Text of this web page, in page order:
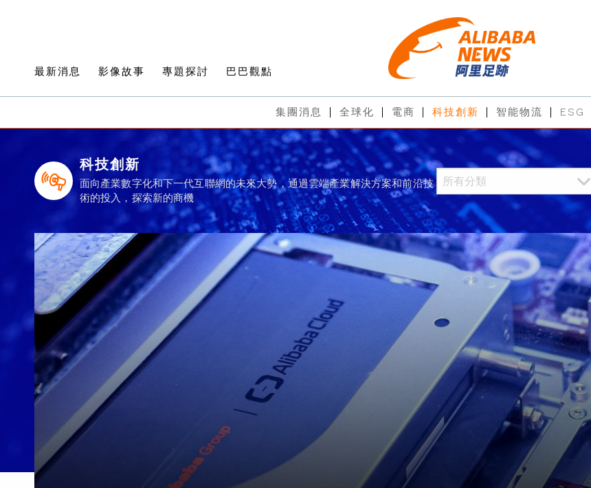
最新消息 影像故事 專題探討 巴巴觀點
集團消息 全球化 電商 科技創新 智能物流 ESG
科技創新
面向產業數字化和下一代互聯網的未來大勢，通過雲端產業解決方案和前沿技
術的投入，探索新的商機